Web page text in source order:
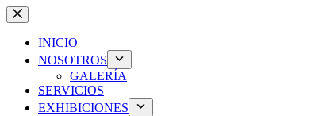
Skip
to
contentINICIO
NOSOTROS
GALERÍA
SERVICIOS
EXHIBICIONES